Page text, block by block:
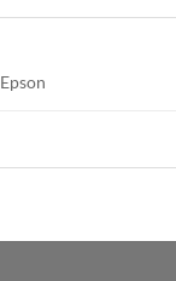
Epson